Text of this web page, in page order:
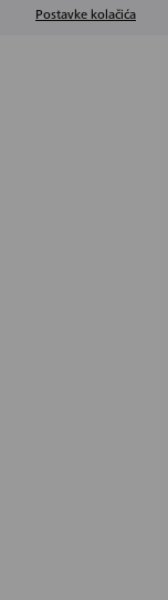
Postavke kolačića